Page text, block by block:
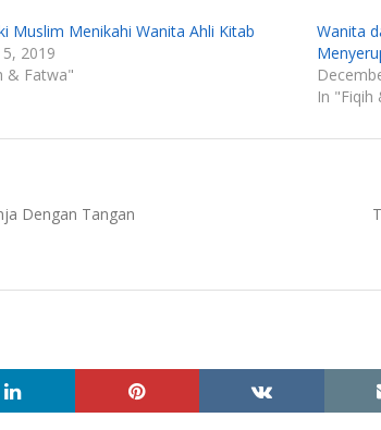
Muslim Menikahi Wanita Ahli Kitab
5, 2019
& Fatwa"
Wanita
In "Fiqih
Dengan Tangan
linkedin pinterest vkontakte